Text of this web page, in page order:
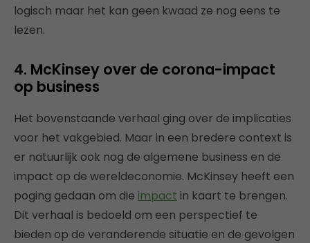
logisch maar het kan geen kwaad ze nog eens te
lezen.
4. McKinsey over de corona-impact
op business
Het bovenstaande verhaal ging over de implicaties
voor het vakgebied. Maar in een bredere context is
er natuurlijk ook nog de algemene business en de
impact op de wereldeconomie. McKinsey heeft een
poging gedaan om die impact in kaart te brengen.
Dit verhaal is bedoeld om een perspectief te
bieden op de veranderende situatie en de gevolgen